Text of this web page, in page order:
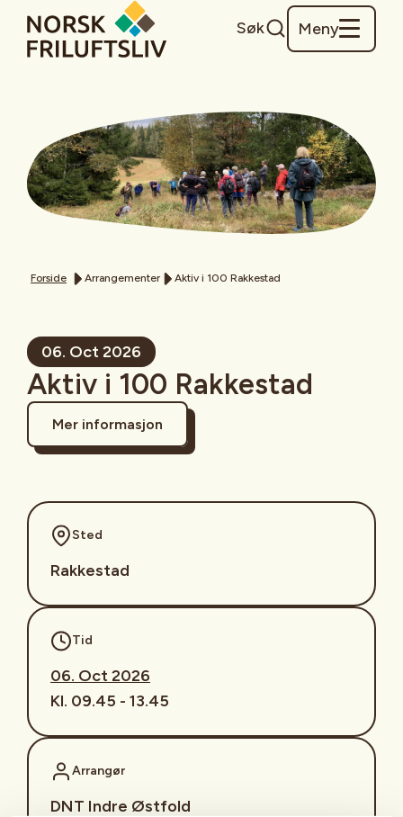
Søk Meny
Forside Arrangementer Aktiv i 100 Rakkestad
06. Oct 2026
Aktiv i 100 Rakkestad
Mer informasjon
Sted
Rakkestad
Tid
06. Oct 2026
Kl. 09.45 - 13.45
Arrangør
DNT Indre Østfold